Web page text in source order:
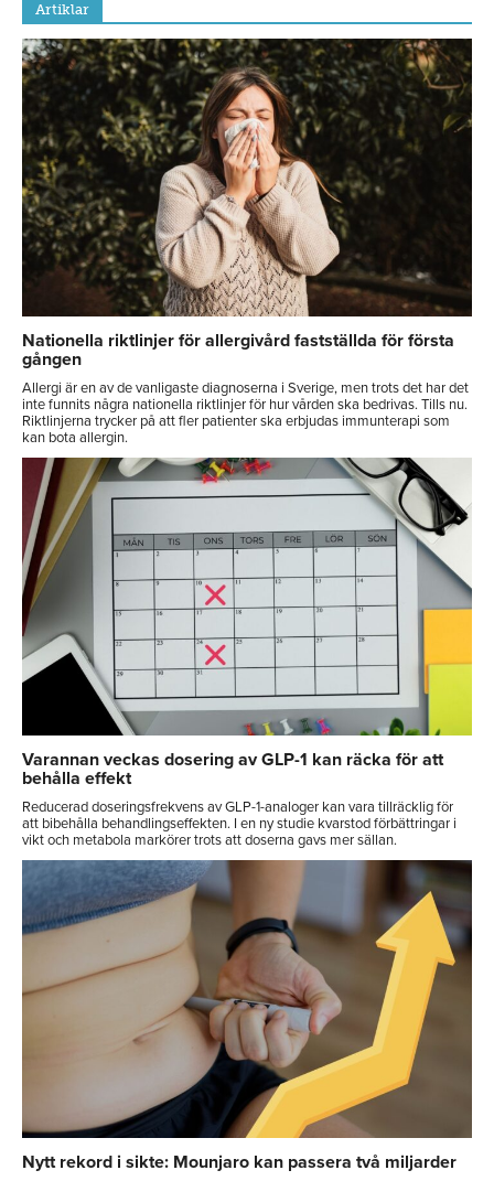
Artiklar
Nationella riktlinjer för allergivård fastställda för första
gången
Allergi är en av de vanligaste diagnoserna i Sverige, men trots det har det
inte funnits några nationella riktlinjer för hur vården ska bedrivas. Tills nu.
Riktlinjerna trycker på att fler patienter ska erbjudas immunterapi som
kan bota allergin.
Varannan veckas dosering av GLP-1 kan räcka för att
behålla effekt
Reducerad doseringsfrekvens av GLP-1-analoger kan vara tillräcklig för
att bibehålla behandlingseffekten. I en ny studie kvarstod förbättringar i
vikt och metabola markörer trots att doserna gavs mer sällan.
Nytt rekord i sikte: Mounjaro kan passera två miljarder